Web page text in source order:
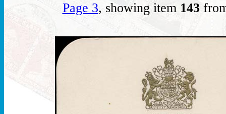
Page 3, showing item 143